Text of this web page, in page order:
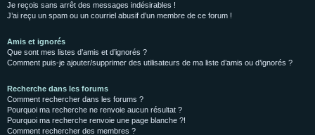
Je reçois sans arrêt des messages indésirables !
J’ai reçu un spam ou un courriel abusif d’un membre de ce forum !
Amis et ignorés
Que sont mes listes d’amis et d’ignorés ?
Comment puis-je ajouter/supprimer des utilisateurs de ma liste d’amis ou d’ignorés ?
Recherche dans les forums
Comment rechercher dans les forums ?
Pourquoi ma recherche ne renvoie aucun résultat ?
Pourquoi ma recherche renvoie une page blanche ?!
Comment rechercher des membres ?